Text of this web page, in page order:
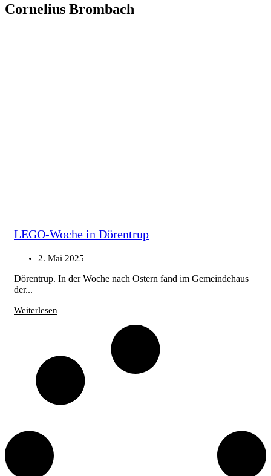
Cornelius Brombach
LEGO-Woche in Dörentrup
2. Mai 2025
Dörentrup. In der Woche nach Ostern fand im Gemeindehaus
der...
Weiterlesen